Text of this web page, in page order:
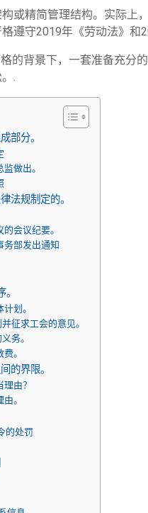
或精简管理结构。实际上
遵守2019年《劳动法》和
的背景下，一套准备充分
.
部分。
做出。
法规制定的。
会议纪要。
务部发出通知
划。
征求工会的意见。
务。
。
的界限。
由？
。
的处罚